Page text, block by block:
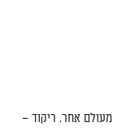
מעולם אחר. ריקוד–